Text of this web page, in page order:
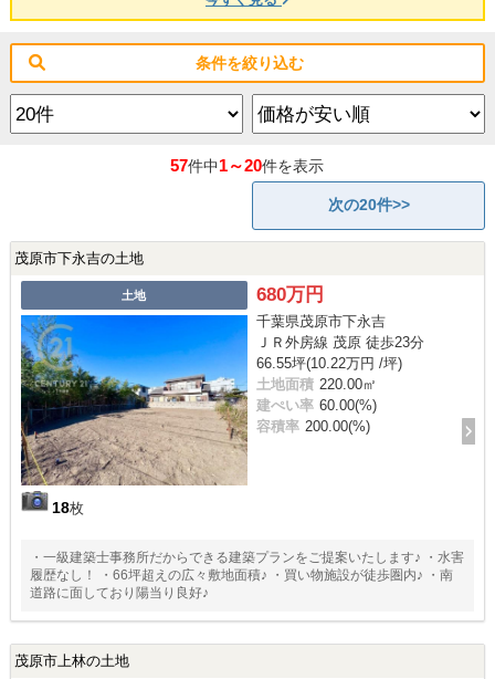
条件を絞り込む
57件中1～20件を表示
次の20件>>
茂原市下永吉の土地
土地
18枚
680万円
千葉県茂原市下永吉
ＪＲ外房線 茂原 徒歩23分
66.55坪(10.22万円 /坪)
土地面積 220.00㎡
建ぺい率 60.00(%)
容積率 200.00(%)
・一級建築士事務所だからできる建築プランをご提案いたします♪ ・水害
履歴なし！ ・66坪超えの広々敷地面積♪ ・買い物施設が徒歩圏内♪ ・南
道路に面しており陽当り良好♪
茂原市上林の土地